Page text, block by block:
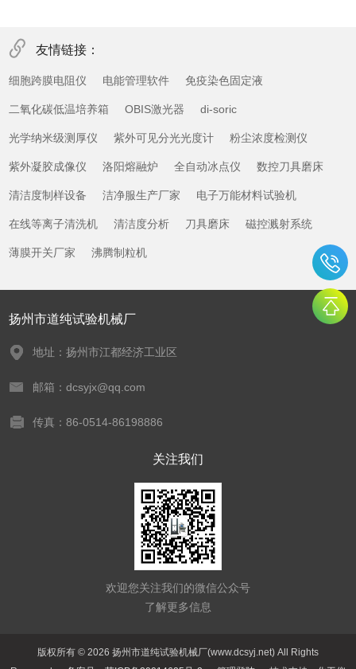
友情链接：
细胞跨膜电阻仪 电能管理软件 免疫染色固定液
二氧化碳低温培养箱 OBIS激光器 di-soric
光学纳米级测厚仪 紫外可见分光光度计 粉尘浓度检测仪
紫外凝胶成像仪 洛阳熔融炉 全自动冰点仪 数控刀具磨床
清洁度制样设备 洁净服生产厂家 电子万能材料试验机
在线等离子清洗机 清洁度分析 刀具磨床 磁控溅射系统
薄膜开关厂家 沸腾制粒机
扬州市道纯试验机械厂
地址：扬州市江都经济工业区
邮箱：dcsyjx@qq.com
传真：86-0514-86198886
关注我们
欢迎您关注我们的微信公众号
了解更多信息
版权所有 © 2026 扬州市道纯试验机械厂(www.dcsyj.net) All Rights